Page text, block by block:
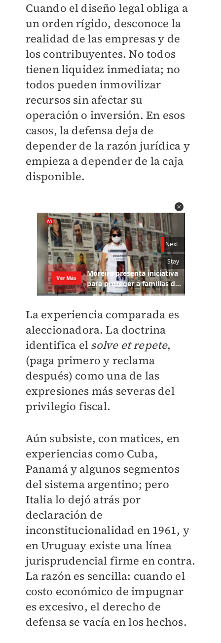
Cuando el diseño legal obliga a
un orden rígido, desconoce la
realidad de las empresas y de
los contribuyentes. No todos
tienen liquidez inmediata; no
todos pueden inmovilizar
recursos sin afectar su
operación o inversión. En esos
casos, la defensa deja de
depender de la razón jurídica y
empieza a depender de la caja
disponible.
La experiencia comparada es
aleccionadora. La doctrina
identifica el solve et repete,
(paga primero y reclama
después) como una de las
expresiones más severas del
privilegio fiscal.
Aún subsiste, con matices, en
experiencias como Cuba,
Panamá y algunos segmentos
del sistema argentino; pero
Italia lo dejó atrás por
declaración de
inconstitucionalidad en 1961, y
en Uruguay existe una línea
jurisprudencial firme en contra.
La razón es sencilla: cuando el
costo económico de impugnar
es excesivo, el derecho de
defensa se vacía en los hechos.